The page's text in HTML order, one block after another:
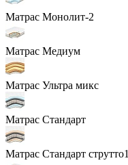
Матрас Монолит-2
Матрас Медиум
Матрас Ультра микс
Матрас Стандарт
Матрас Стандарт струтто1